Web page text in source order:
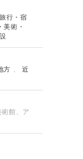
行・宿
美術・
方 、近
館、ア